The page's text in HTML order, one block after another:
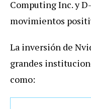
Computing Inc. y
movimientos
La inversión de
grandes
como: